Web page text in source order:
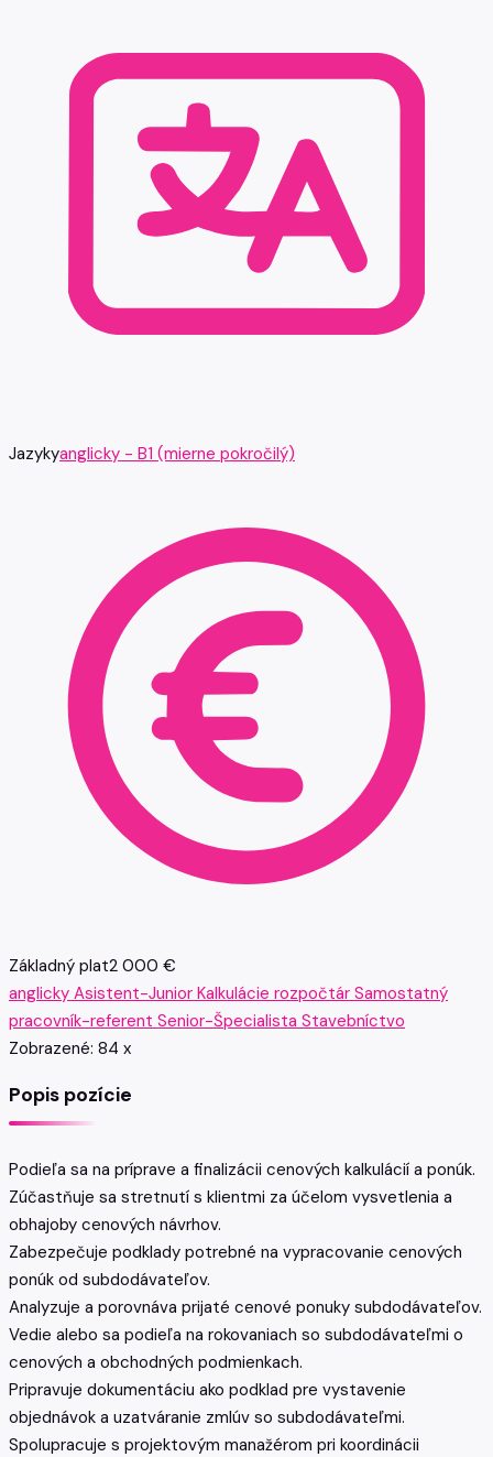
Jazykyanglicky - B1 (mierne pokročilý)
Základný plat2 000 €
anglicky Asistent-Junior Kalkulácie rozpočtár Samostatný
pracovník-referent Senior-Špecialista Stavebníctvo
Zobrazené: 84 x
Popis pozície
Podieľa sa na príprave a finalizácii cenových kalkulácií a ponúk.
Zúčastňuje sa stretnutí s klientmi za účelom vysvetlenia a
obhajoby cenových návrhov.
Zabezpečuje podklady potrebné na vypracovanie cenových
ponúk od subdodávateľov.
Analyzuje a porovnáva prijaté cenové ponuky subdodávateľov.
Vedie alebo sa podieľa na rokovaniach so subdodávateľmi o
cenových a obchodných podmienkach.
Pripravuje dokumentáciu ako podklad pre vystavenie
objednávok a uzatváranie zmlúv so subdodávateľmi.
Spolupracuje s projektovým manažérom pri koordinácii